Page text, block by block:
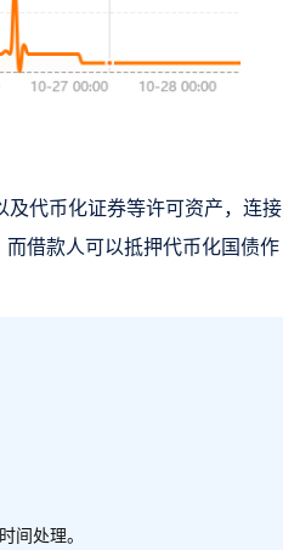
代币化证券等许可资产，连接
借款人可以抵押代币化国债作
间处理。